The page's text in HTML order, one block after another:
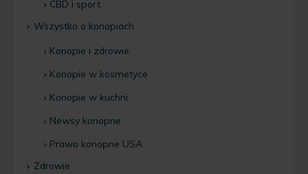
Wszystko o konopiach
Konopie i zdrowie
Konopie w kosmetyce
Konopie w kuchni
Newsy konopne
Prawo konopne USA
Zdrowie